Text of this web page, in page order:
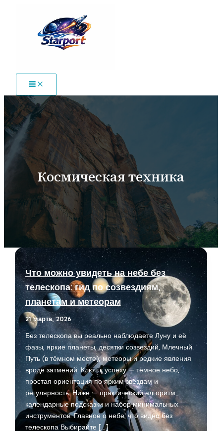
содержимому
Космическая техника
Что можно увидеть на небе без
телескопа: гид по созвездиям,
планетам и метеорам
21 марта, 2026
Без телескопа вы реально наблюдаете Луну и её
фазы, яркие планеты, десятки созвездий, Млечный
Путь (в тёмном месте), метеоры и редкие явления
вроде затмений. Ключ к успеху — тёмное небо,
простая ориентация по ярким звёздам и
регулярность. Ниже — практический алгоритм,
календарные подсказки и набор минимальных
инструментов. Главное о небе, что видно без
телескопа Выбирайте […]